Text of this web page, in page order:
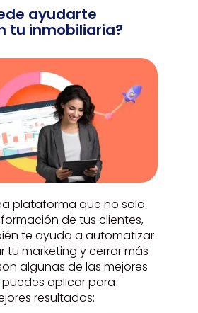
ayudarte
tu inmobiliaria?
plataforma que no solo
de tus clientes,
te ayuda a automatizar
tu marketing y cerrar más
algunas de las mejores
aplicar para
resultados: